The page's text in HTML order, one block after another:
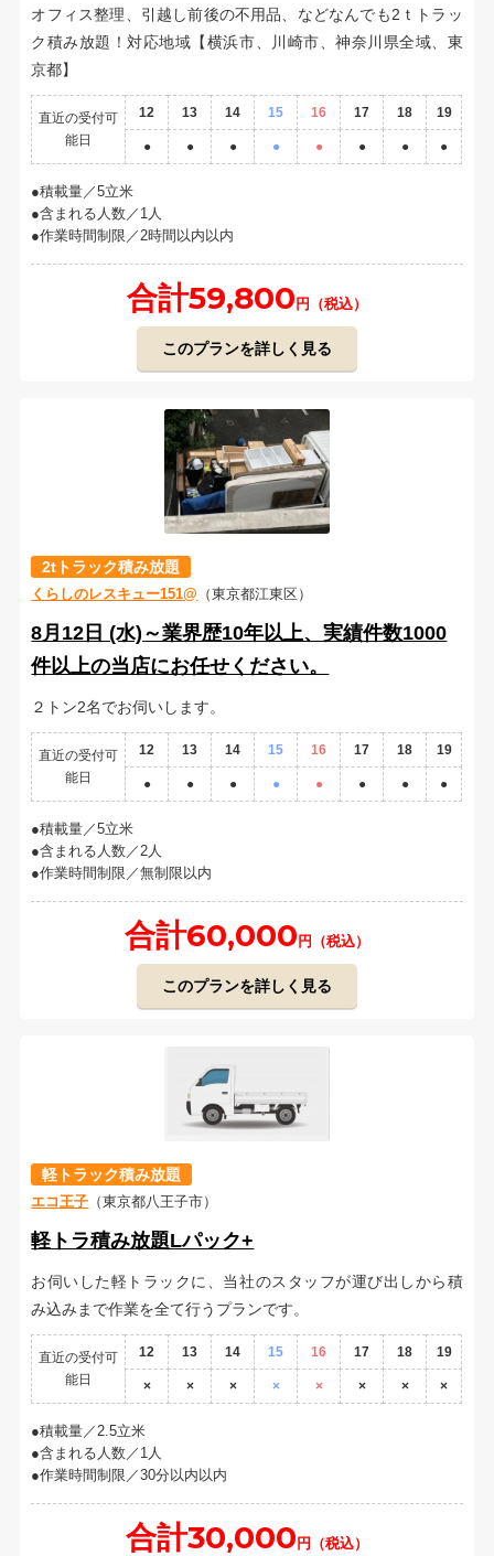
オフィス整理、引越し前後の不用品、などなんでも2ｔトラッ
ク積み放題！対応地域【横浜市、川崎市、神奈川県全域、東
京都】
直近の受付可
能日
12 13 14 15 16 17 18 19
● ● ● ● ● ● ● ●
積載量／5立米
含まれる人数／1人
作業時間制限／2時間以内以内
合計59,800 円（税込）
このプランを詳しく見る
2tトラック積み放題
くらしのレスキュー151@ （東京都江東区）
8月12日 (水)～業界歴10年以上、実績件数1000
件以上の当店にお任せください。
２トン2名でお伺いします。
直近の受付可
能日
12 13 14 15 16 17 18 19
● ● ● ● ● ● ● ●
積載量／5立米
含まれる人数／2人
作業時間制限／無制限以内
合計60,000 円（税込）
このプランを詳しく見る
軽トラック積み放題
エコ王子 （東京都八王子市）
軽トラ積み放題Lパック+
お伺いした軽トラックに、当社のスタッフが運び出しから積
み込みまで作業を全て行うプランです。
直近の受付可
能日
12 13 14 15 16 17 18 19
× × × × × × × ×
積載量／2.5立米
含まれる人数／1人
作業時間制限／30分以内以内
合計30,000 円（税込）